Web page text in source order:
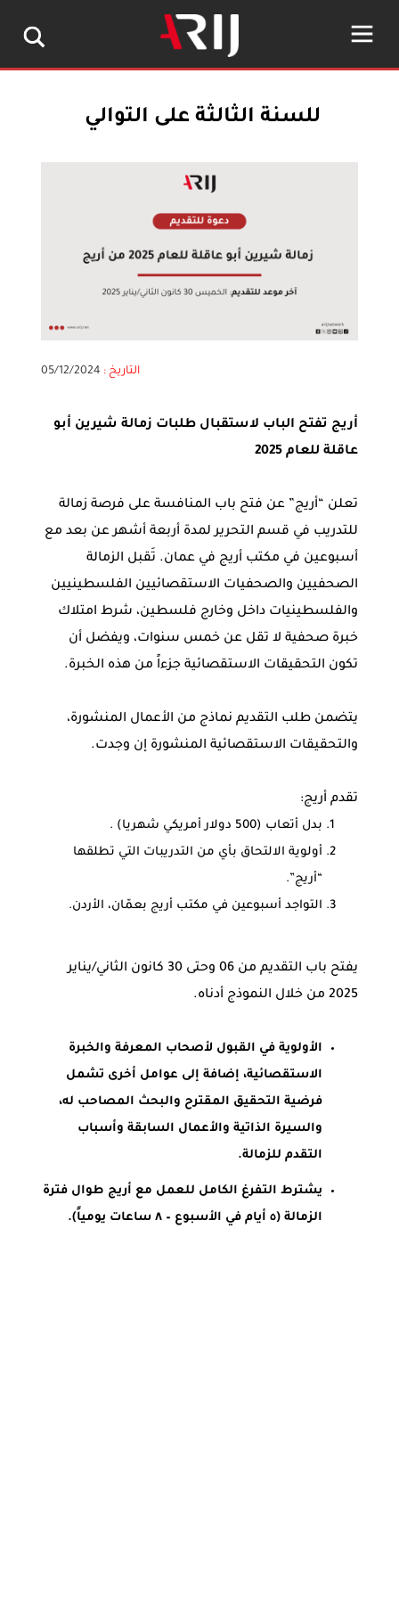
للسنة الثالثة على التوالي
التاريخ :05/12/2024
أريج تفتح الباب لاستقبال طلبات زمالة شيرين أبو
عاقلة للعام 2025
تعلن “أريج” عن فتح باب المنافسة على فرصة زمالة
للتدريب في قسم التحرير لمدة أربعة أشهر عن بعد مع
أسبوعين في مكتب أريج في عمان. تَقبل الزمالة
الصحفيين والصحفيات الاستقصائيين الفلسطينيين
والفلسطينيات داخل وخارج فلسطين، شرط امتلاك
خبرة صحفية لا تقل عن خمس سنوات، ويفضل أن
تكون التحقيقات الاستقصائية جزءاً من هذه الخبرة.
يتضمن طلب التقديم نماذج من الأعمال المنشورة،
والتحقيقات الاستقصائية المنشورة إن وجدت.
تقدم أريج:
بدل أتعاب (500 دولار أمريكي شهريا) .
أولوية الالتحاق بأي من التدريبات التي تطلقها
“أريج”.
التواجد أسبوعين في مكتب أريج بعمّان، الأردن.
يفتح باب التقديم من 06 وحتى 30 كانون الثاني/يناير
2025 من خلال النموذج أدناه.
الأولوية في القبول لأصحاب المعرفة والخبرة
الاستقصائية، إضافة إلى عوامل أخرى تشمل
فرضية التحقيق المقترح والبحث المصاحب له،
والسيرة الذاتية والأعمال السابقة وأسباب
التقدم للزمالة.
يشترط التفرغ الكامل للعمل مع أريج طوال فترة
الزمالة (٥ أيام في الأسبوع – ٨ ساعات يومياً).